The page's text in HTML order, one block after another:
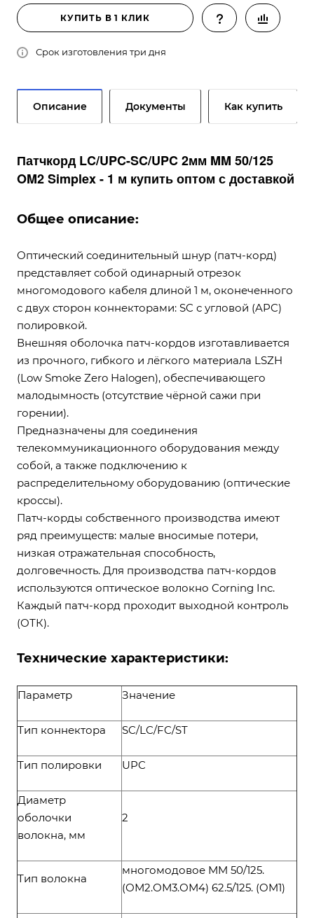
КУПИТЬ В 1 КЛИК
Срок изготовления три дня
Описание Документы Как купить
Патчкорд LC/UPC-SC/UPC 2мм MM 50/125
OM2 Simplex - 1 м купить оптом с доставкой
Общее описание:
Оптический соединительный шнур (патч-корд)
представляет собой одинарный отрезок
многомодового кабеля длиной 1 м, оконеченного
с двух сторон коннекторами: SC с угловой (APC)
полировкой.
Внешняя оболочка патч-кордов изготавливается
из прочного, гибкого и лёгкого материала LSZH
(Low Smoke Zero Halogen), обеспечивающего
малодымность (отсутствие чёрной сажи при
горении).
Предназначены для соединения
телекоммуникационного оборудования между
собой, а также подключению к
распределительному оборудованию (оптические
кроссы).
Патч-корды собственного производства имеют
ряд преимуществ: малые вносимые потери,
низкая отражательная способность,
долговечность. Для производства патч-кордов
используются оптическое волокно Corning Inc.
Каждый патч-корд проходит выходной контроль
(ОТК).
Технические характеристики:
Параметр Значение
Тип коннектора SC/LC/FC/ST
Тип полировки UPC
Диаметр
оболочки
волокна, мм
2
Тип волокна
многомодовое МM 50/125.
(ОМ2.ОМ3.ОМ4) 62.5/125. (OM1)